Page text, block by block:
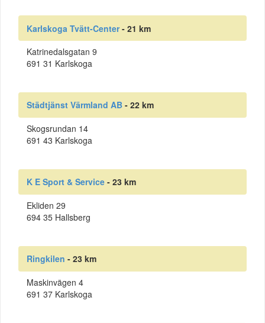
Karlskoga Tvätt-Center- 21 km
Katrinedalsgatan 9
691 31 Karlskoga
Städtjänst Värmland AB - 22 km
Skogsrundan 14
691 43 Karlskoga
K E Sport & Service - 23 km
Ekliden 29
694 35 Hallsberg
Ringkilen - 23 km
Maskinvägen 4
691 37 Karlskoga